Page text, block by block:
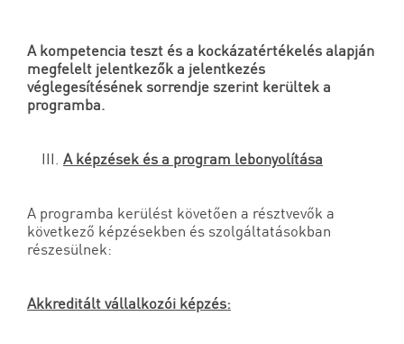
A kompetencia teszt és a kockázatértékelés alapján
megfelelt jelentkezők a jelentkezés
véglegesítésének sorrendje szerint kerültek a
programba.
A képzések és a program lebonyolítása
A programba kerülést követően a résztvevők a
következő képzésekben és szolgáltatásokban
részesülnek:
Akkreditált vállalkozói képzés: